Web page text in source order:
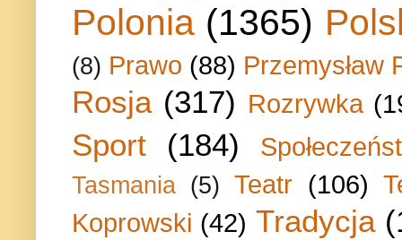
Polonia (1365)
(8) Prawo (88) Przemysław
Rosja (317) Rozrywka
Sport (184)
Tasmania (5) Teatr (106)
Koprowski (42) Tradycja